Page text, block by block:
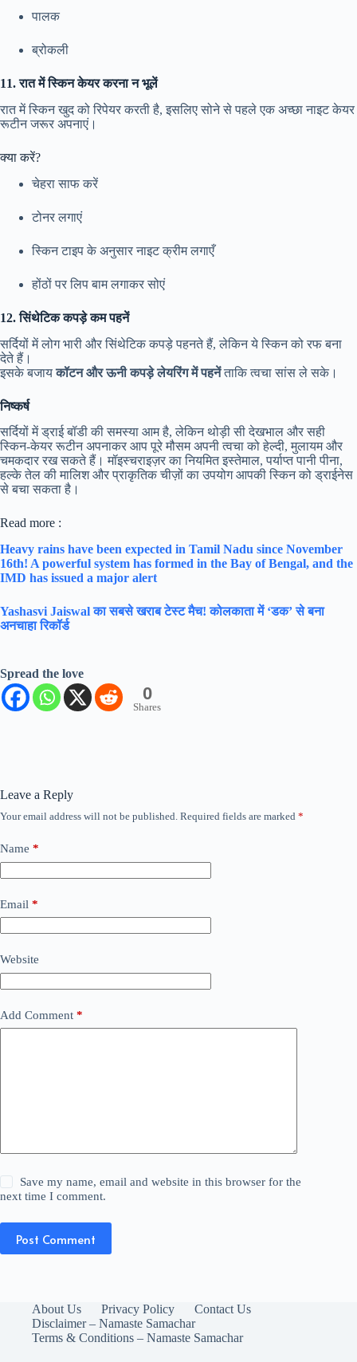
पालक
ब्रोकली
11. रात में स्किन केयर करना न भूलें
रात में स्किन खुद को रिपेयर करती है, इसलिए सोने से पहले एक अच्छा नाइट केयर
रूटीन जरूर अपनाएं।
क्या करें?
चेहरा साफ करें
टोनर लगाएं
स्किन टाइप के अनुसार नाइट क्रीम लगाएँ
होंठों पर लिप बाम लगाकर सोएं
12. सिंथेटिक कपड़े कम पहनें
सर्दियों में लोग भारी और सिंथेटिक कपड़े पहनते हैं, लेकिन ये स्किन को रफ बना
देते हैं।
इसके बजायकॉटन और ऊनी कपड़े लेयरिंग में पहनेंताकि त्वचा सांस ले सके।
निष्कर्ष
सर्दियों में ड्राई बॉडी की समस्या आम है, लेकिन थोड़ी सी देखभाल और सही
स्किन-केयर रूटीन अपनाकर आप पूरे मौसम अपनी त्वचा को हेल्दी, मुलायम और
चमकदार रख सकते हैं। मॉइस्चराइज़र का नियमित इस्तेमाल, पर्याप्त पानी पीना,
हल्के तेल की मालिश और प्राकृतिक चीज़ों का उपयोग आपकी स्किन को ड्राईनेस
से बचा सकता है।
Read more :
Heavy rains have been expected in Tamil Nadu since November
16th! A powerful system has formed in the Bay of Bengal, and the
IMD has issued a major alert
Yashasvi Jaiswal का सबसे खराब टेस्ट मैच! कोलकाता में ‘डक’ से बना
अनचाहा रिकॉर्ड
Spread the love
0
Shares
Leave a Reply
Your email address will not be published. Required fields are marked *
Name *
Email *
Website
Add Comment *
Save my name, email and website in this browser for the
next time I comment.
Post Comment
About Us Privacy Policy
Contact Us
Disclaimer – Namaste Samachar
Terms & Conditions – Namaste Samachar